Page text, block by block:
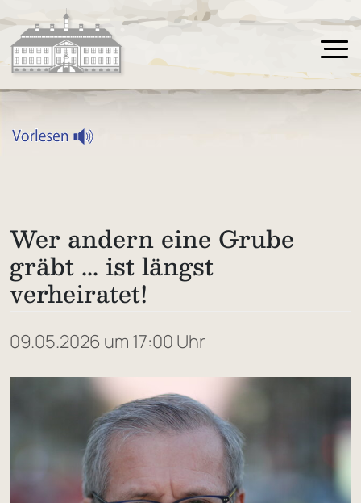
Wer andern eine Grube
gräbt ... ist längst
verheiratet!
09.05.2026 um 17:00 Uhr